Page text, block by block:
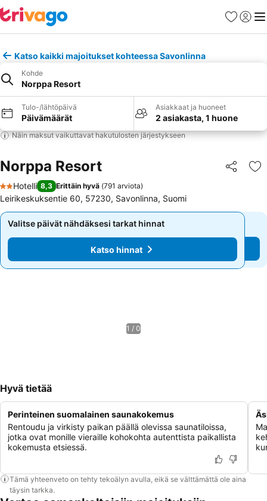
Suosikit
Katso kaikki majoitukset kohteessa Savonlinna
Kohde
Norppa Resort
Tulo-/lähtöpäivä
Päivämäärät
Asiakkaat ja huoneet
2 asiakasta, 1 huone
Näin maksut vaikuttavat hakutulosten järjestykseen
Norppa Resort Jaa
2 Tähtiluokitus
Hotelli 8,3 Erittäin hyvä (791 arviota)
Leirikeskuksentie 60, 57230, Savonlinna, Suomi
Valitse päivät nähdäksesi tarkat hinnat
Katso hinnat
Valitse päivät nähdäksesi tarkat hinnat
Katso hinnat
1 / 0
Hyvä tietää
Perinteinen suomalainen saunakokemus
Rentoudu ja virkisty paikan päällä olevissa saunatiloissa,
jotka ovat monille vieraille kohokohta autenttista paikallista
kokemusta etsiessä.
Tämä yhteenveto on tehty tekoälyn avulla, eikä se välttämättä ole aina
täysin tarkka.